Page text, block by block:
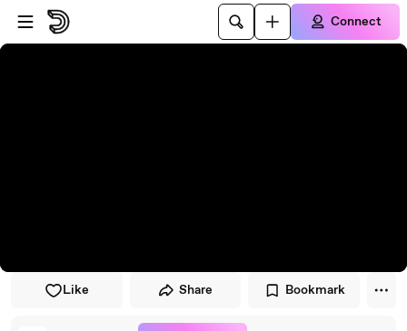
Skip to player
Skip to main content
Connect
Like Share Bookmark